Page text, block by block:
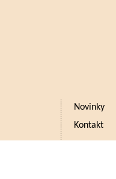
Novinky
Kontakt